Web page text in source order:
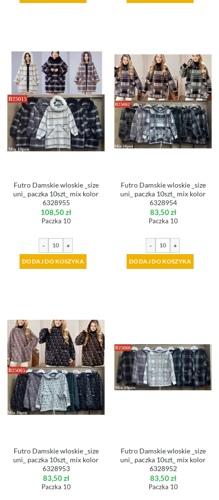
Futro Damskie wloskie _size
uni_ paczka 10szt_ mix kolor
6328955
108,50zł
Paczka 10
- +
DODAJ DO KOSZYKA
Futro Damskie wloskie _size
uni_ paczka 10szt_ mix kolor
6328954
83,50zł
Paczka 10
- +
DODAJ DO KOSZYKA
Futro Damskie wloskie _size
uni_ paczka 10szt_ mix kolor
6328953
83,50zł
Paczka 10
Futro Damskie wloskie _size
uni_ paczka 10szt_ mix kolor
6328952
83,50zł
Paczka 10